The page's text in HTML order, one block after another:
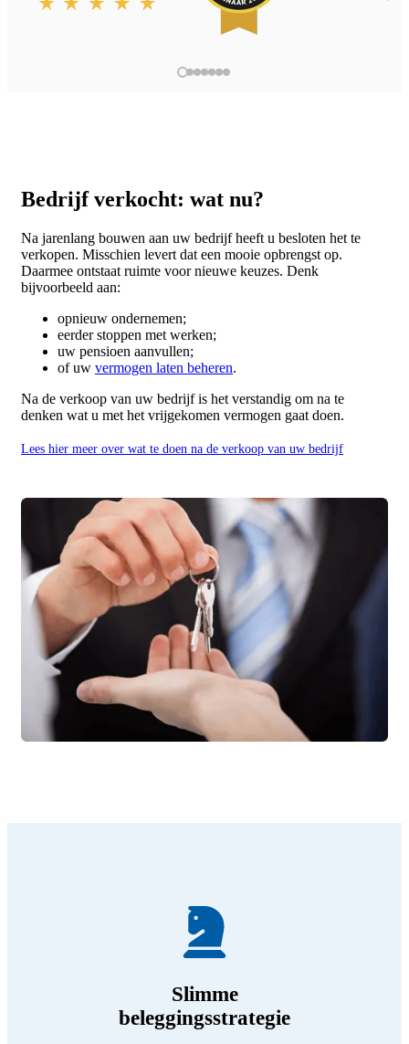
Bedrijf verkocht: wat nu?
Na jarenlang bouwen aan uw bedrijf heeft u besloten het te
verkopen. Misschien levert dat een mooie opbrengst op.
Daarmee ontstaat ruimte voor nieuwe keuzes. Denk
bijvoorbeeld aan:
opnieuw ondernemen;
eerder stoppen met werken;
uw pensioen aanvullen;
of uw vermogen laten beheren.
Na de verkoop van uw bedrijf is het verstandig om na te
denken wat u met het vrijgekomen vermogen gaat doen.
Lees hier meer over wat te doen na de verkoop van uw bedrijf
Slimme
beleggingsstrategie